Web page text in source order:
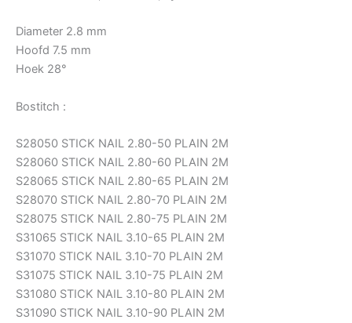
Diameter 2.8 mm
Hoofd 7.5 mm
Hoek 28°
Bostitch :
S28050 STICK NAIL 2.80-50 PLAIN 2M
S28060 STICK NAIL 2.80-60 PLAIN 2M
S28065 STICK NAIL 2.80-65 PLAIN 2M
S28070 STICK NAIL 2.80-70 PLAIN 2M
S28075 STICK NAIL 2.80-75 PLAIN 2M
S31065 STICK NAIL 3.10-65 PLAIN 2M
S31070 STICK NAIL 3.10-70 PLAIN 2M
S31075 STICK NAIL 3.10-75 PLAIN 2M
S31080 STICK NAIL 3.10-80 PLAIN 2M
S31090 STICK NAIL 3.10-90 PLAIN 2M